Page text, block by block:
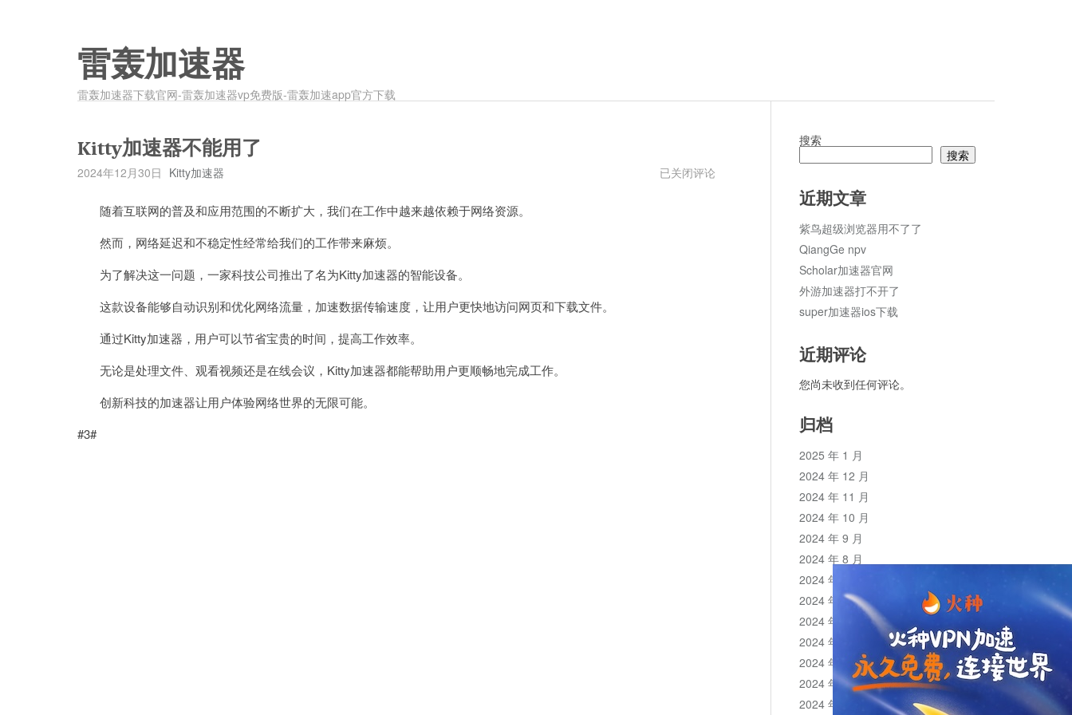
雷轰加速器
雷轰加速器下载官网-雷轰加速器vp免费版-雷轰加速app官方下载
Kitty加速器不能用了
2024年12月30日 Kitty加速器
Kitty
已关闭评论
随着互联网的普及和应用范围的不断扩大，我们在工作中越来越依赖于网络资源。
然而，网络延迟和不稳定性经常给我们的工作带来麻烦。
为了解决这一问题，一家科技公司推出了名为Kitty加速器的智能设备。
这款设备能够自动识别和优化网络流量，加速数据传输速度，让用户更快地访问网页和下载文件。
通过Kitty加速器，用户可以节省宝贵的时间，提高工作效率。
无论是处理文件、观看视频还是在线会议，Kitty加速器都能帮助用户更顺畅地完成工作。
创新科技的加速器让用户体验网络世界的无限可能。
#3#
搜索
搜索
近期文章
紫鸟超级浏览器用不了了
QiangGe npv
Scholar加速器官网
外游加速器打不开了
super加速器ios下载
近期评论
您尚未收到任何评论。
归档
2025 年 1 月
2024 年 12 月
2024 年 11 月
2024 年 10 月
2024 年 9 月
2024 年 8 月
2024 年 7 月
2024 年 6 月
2024 年 5 月
2024 年 4 月
2024 年 3 月
2024 年 2 月
2024 年 1 月